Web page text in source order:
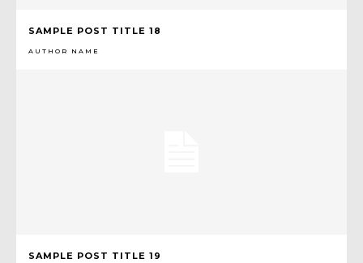
SAMPLE POST TITLE 18
AUTHOR NAME
SAMPLE POST TITLE 19